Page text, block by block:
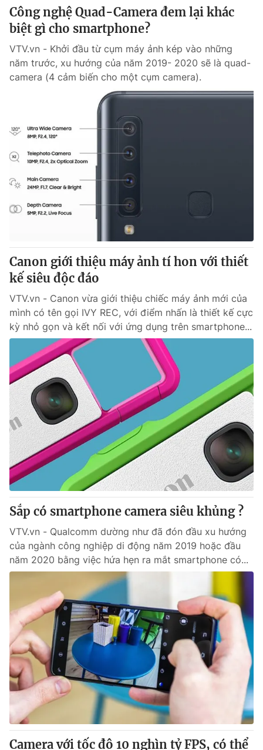
Phó Tổng Biên tập:Nguyễn Thị Mỹ Hạnh, Phạm Quốc Thắng,
Nguyễn Trọng Ninh
Tổng đài VTV: 024.38 355 931 - 024.38 355 932
Ðiện thoại Thời báo VTV: 024.66 897 897
Email:toasoan@vtv.vn
024-7300.7108
® Cấm sao chép dưới mọi hình thức nếu không có sự chấp
thuận bằng văn bản. Ghi rõ nguồn VTV.vn khi phát hành lại
thông tin từ website này.
Công nghệ Quad-Camera đem lại khác
biệt gì cho smartphone?
VTV.vn - Khởi đầu từ cụm máy ảnh kép vào những
năm trước, xu hướng của năm 2019- 2020 sẽ là quad-
camera (4 cảm biến cho một cụm camera).
Canon giới thiệu máy ảnh tí hon với thiết
kế siêu độc đáo
VTV.vn - Canon vừa giới thiệu chiếc máy ảnh mới của
mình có tên gọi IVY REC, với điểm nhấn là thiết kế cực
kỳ nhỏ gọn và kết nối với ứng dụng trên smartphone...
Sắp có smartphone camera siêu khủng ?
VTV.vn - Qualcomm dường như đã đón đầu xu hướng
của ngành công nghiệp di động năm 2019 hoặc đầu
năm 2020 bằng việc hứa hẹn ra mắt smartphone có...
Camera với tốc độ 10 nghìn tỷ FPS, có thể